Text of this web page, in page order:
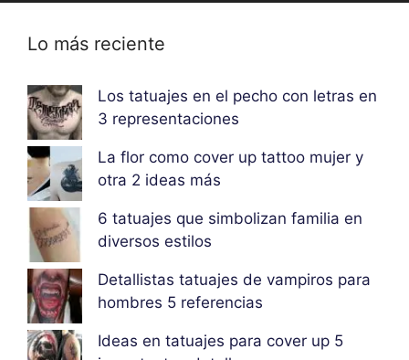
Lo más reciente
Los tatuajes en el pecho con letras en
3 representaciones
La flor como cover up tattoo mujer y
otra 2 ideas más
6 tatuajes que simbolizan familia en
diversos estilos
Detallistas tatuajes de vampiros para
hombres 5 referencias
Ideas en tatuajes para cover up 5